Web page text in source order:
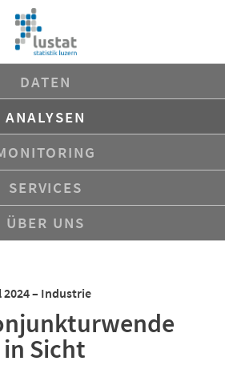
DATEN
ANALYSEN
SERVICES
ÜBER UNS
– Industrie
Sicht